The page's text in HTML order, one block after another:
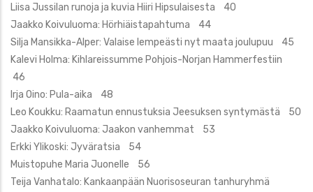
Liisa Jussilan runoja ja kuvia Hiiri Hipsulaisesta 40
Jaakko Koivuluoma: Hörhiäistapahtuma 44
Silja Mansikka-Alper: Valaise lempeästi nyt maata joulupuu 45
Kalevi Holma: Kihlareissumme Pohjois-Norjan Hammerfestiin
46
Irja Oino: Pula-aika 48
Leo Koukku: Raamatun ennustuksia Jeesuksen syntymästä 50
Jaakko Koivuluoma: Jaakon vanhemmat 53
Erkki Ylikoski: Jyväratsia 54
Muistopuhe Maria Juonelle 56
Teija Vanhatalo: Kankaanpään Nuorisoseuran tanhuryhmä